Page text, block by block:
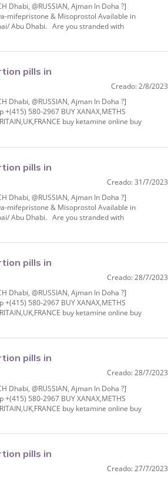
Dhabi, @RUSSIAN, Ajman In Doha ?]
mifepristone & Misoprostol Available in
Abu Dhabi. Are you stranded with
pills in
Do
Creado: 2/8/2023
Dhabi, @RUSSIAN, Ajman In Doha ?]
580-2967 BUY XANAX,METHS
buy ketamine online buy
pills in
Do
Creado: 31/7/2023
Dhabi, @RUSSIAN, Ajman In Doha ?]
mifepristone & Misoprostol Available in
Abu Dhabi. Are you stranded with
pills in
Do
Creado: 28/7/2023
Dhabi, @RUSSIAN, Ajman In Doha ?]
580-2967 BUY XANAX,METHS
buy ketamine online buy
pills in
Do
Creado: 28/7/2023
Dhabi, @RUSSIAN, Ajman In Doha ?]
580-2967 BUY XANAX,METHS
buy ketamine online buy
pills in
Do
Creado: 27/7/2023